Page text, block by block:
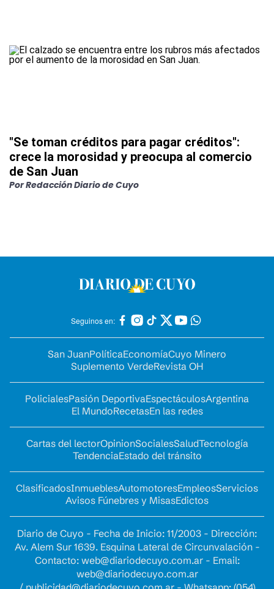
"Se toman créditos para pagar créditos":
crece la morosidad y preocupa al comercio
de San Juan
PorRedacción Diario de Cuyo
Seguinos en:
San JuanPolíticaEconomíaCuyo Minero
Suplemento VerdeRevista OH
PolicialesPasión DeportivaEspectáculosArgentina
El MundoRecetasEn las redes
Cartas del lectorOpinionSocialesSaludTecnología
TendenciaEstado del tránsito
ClasificadosInmueblesAutomotoresEmpleosServicios
Avisos Fúnebres y MisasEdictos
Diario de Cuyo - Fecha de Inicio: 11/2003 - Dirección:
Av. Alem Sur 1639. Esquina Lateral de Circunvalación -
Contacto: web@diariodecuyo.com.ar- Email:
web@diariodecuyo.com.ar